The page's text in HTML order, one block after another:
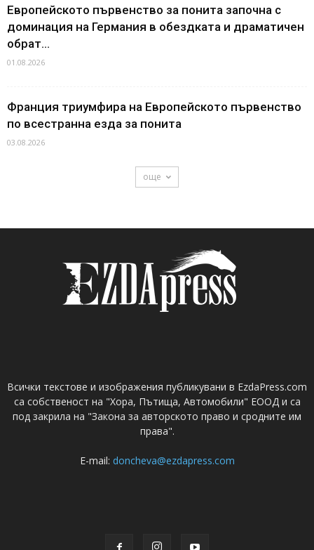
Европейското първенство за понита започна с
доминация на Германия в обездката и драматичен
обрат...
01.08.2026
Франция триумфира на Европейското първенство
по всестранна езда за понита
03.08.2026
още
Всички текстове и изображения публикувани в EzdaPress.com
са собственост на "Хора, Пътища, Автомобили" ЕООД и са
под закрила на "Закона за авторското право и сродните им
права".
E-mail: doncheva@ezdapress.com